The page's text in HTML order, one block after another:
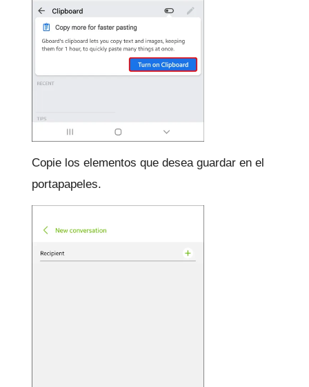
Copie los elementos que desea guardar en el
portapapeles.